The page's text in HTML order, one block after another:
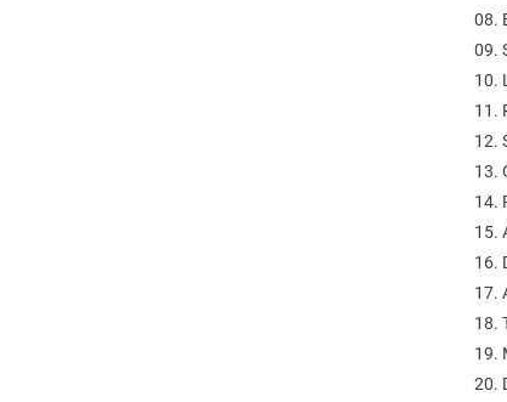
08.
09.
10.
11.
12.
13.
14.
15.
16.
17.
18.
19.
20.